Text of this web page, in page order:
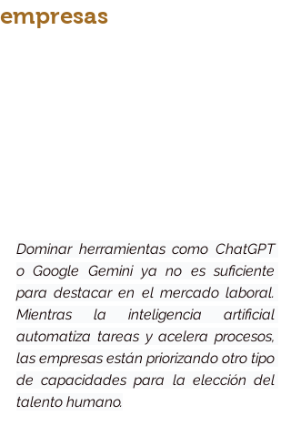
empresas
Dominar herramientas como ChatGPT
o Google Gemini ya no es suficiente
para destacar en el mercado laboral.
Mientras la inteligencia artificial
automatiza tareas y acelera procesos,
las empresas están priorizando otro tipo
de capacidades para la elección del
talento humano.